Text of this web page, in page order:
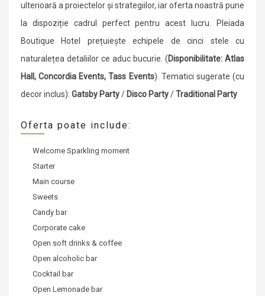
ulterioară a proiectelor și strategiilor, iar oferta noastră pune
la dispoziție cadrul perfect pentru acest lucru. Pleiada
Boutique Hotel prețuiește echipele de cinci stele cu
naturalețea detaliilor ce aduc bucurie. (Disponibilitate: Atlas
Hall, Concordia Events, Tass Events). Tematici sugerate (cu
decor inclus): Gatsby Party/ Disco Party/Traditional Party
Oferta poate include:
Welcome Sparkling moment
Starter
Main course
Sweets
Candy bar
Corporate cake
Open soft drinks & coffee
Open alcoholic bar
Cocktail bar
Open Lemonade bar